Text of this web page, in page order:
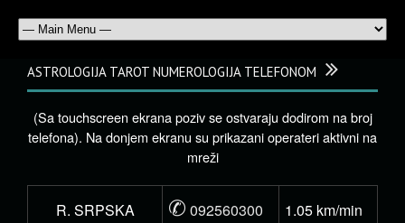
ASTROLOGIJA TAROT NUMEROLOGIJA TELEFONOM
(Sa touchscreen ekrana poziv se ostvaraju dodirom na broj
telefona). Na donjem ekranu su prikazani operateri aktivni na
mreži
R. SRPSKA ✆ 092560300
1.05 km/min